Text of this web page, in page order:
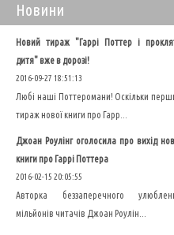
Новини
Новий тираж "Гаррі Поттер і
дитя" вже в дорозі!
2016-09-27 18:51:13
Любі наші Поттеромани! Оскільки
тираж нової книги про Гарр...
Джоан Роулінг оголосила про вихід
книги про Гаррі Поттера
2016-02-15 20:05:55
Авторка беззаперечного
мільйонів читачів Джоан Роулін...